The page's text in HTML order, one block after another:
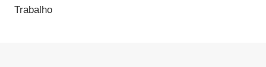
Trabalho